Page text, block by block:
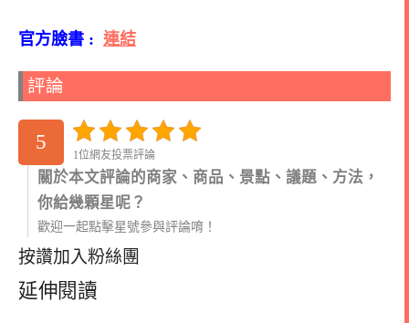
官方臉書 : 連結
評論
5
1位網友投票評論
關於本文評論的商家、商品、景點、議題、方法，
你給幾顆星呢？
歡迎一起點擊星號參與評論唷！
按讚加入粉絲團
延伸閱讀